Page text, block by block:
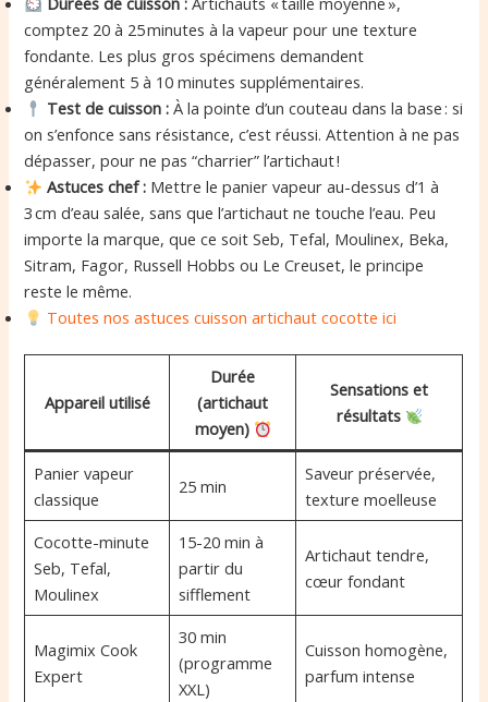
comptez 20 à 25 minutes à la vapeur pour une texture
fondante. Les plus gros spécimens demandent
généralement 5 à 10 minutes supplémentaires.
Test de cuisson : À la pointe d’un couteau dans la base : si
on s’enfonce sans résistance, c’est réussi. Attention à ne pas
dépasser, pour ne pas “charrier” l’artichaut !
Astuces chef : Mettre le panier vapeur au-dessus d’1 à
3 cm d’eau salée, sans que l’artichaut ne touche l’eau. Peu
importe la marque, que ce soit Seb, Tefal, Moulinex, Beka,
Sitram, Fagor, Russell Hobbs ou Le Creuset, le principe
reste le même.
Toutes nos astuces cuisson artichaut cocotte ici
Appareil utilisé
Durée
(artichaut
moyen)
Sensations et
résultats
Panier vapeur
classique
25 min
Saveur préservée,
texture moelleuse
Cocotte-minute
Seb, Tefal,
Moulinex
15-20 min à
partir du
sifflement
Artichaut tendre,
cœur fondant
Magimix Cook
Expert
30 min
(programme
XXL)
Cuisson homogène,
parfum intense